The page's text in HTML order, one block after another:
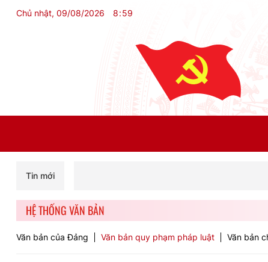
Chủ nhật, 09/08/2026 8:59
Tin mới
HỆ THỐNG VĂN BẢN
Văn bản của Đảng Văn bản quy phạm pháp luật Văn bản